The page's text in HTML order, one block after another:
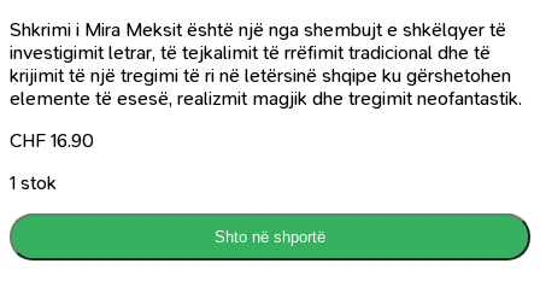
Shkrimi i Mira Meksit është një nga shembujt e shkëlqyer të
investigimit letrar, të tejkalimit të rrëfimit tradicional dhe të
krijimit të një tregimi të ri në letërsinë shqipe ku gërshetohen
elemente të esesë, realizmit magjik dhe tregimit neofantastik.
CHF 16.90
1 stok
Shto në shportë